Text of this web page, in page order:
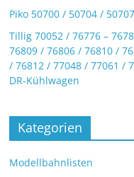
Piko 50700 / 50704 /
Tillig 70052 / 76776 –
76809 / 76806 / 76810 /
/ 76812 / 77048 / 77061 /
DR-Kühlwagen
Kategorien
Modellbahnlisten